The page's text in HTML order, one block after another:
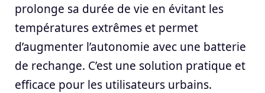
prolonge sa durée de vie en évitant les
températures extrêmes et permet
d’augmenter l’autonomie avec une batterie
de rechange. C’est une solution pratique et
efficace pour les utilisateurs urbains.